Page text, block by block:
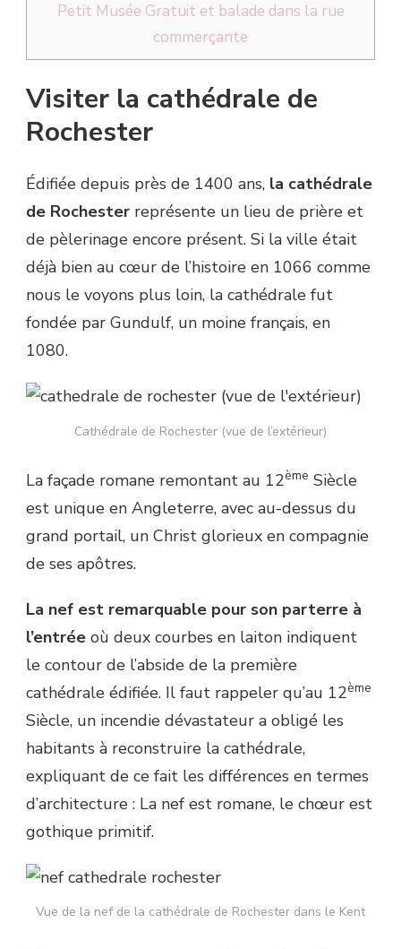
Petit Musée Gratuit et balade dans la rue
commerçante
Visiter la cathédrale de
Rochester
Édifiée depuis près de 1400 ans, la cathédrale
de Rochester représente un lieu de prière et
de pèlerinage encore présent. Si la ville était
déjà bien au cœur de l’histoire en 1066 comme
nous le voyons plus loin, la cathédrale fut
fondée par Gundulf, un moine français, en
1080.
Cathédrale de Rochester (vue de l’extérieur)
La façade romane remontant au 12ème Siècle
est unique en Angleterre, avec au-dessus du
grand portail, un Christ glorieux en compagnie
de ses apôtres.
La nef est remarquable pour son parterre à
l’entrée où deux courbes en laiton indiquent
le contour de l’abside de la première
cathédrale édifiée. Il faut rappeler qu’au 12ème
Siècle, un incendie dévastateur a obligé les
habitants à reconstruire la cathédrale,
expliquant de ce fait les différences en termes
d’architecture : La nef est romane, le chœur est
gothique primitif.
Vue de la nef de la cathédrale de Rochester dans le Kent